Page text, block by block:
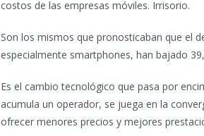
costos de las empresas móviles. Irrisorio.
Son los mismos que pronosticaban que el
especialmente smartphones, han bajado
Es el cambio tecnológico que pasa por
acumula un operador, se juega en la
ofrecer menores precios y mejores